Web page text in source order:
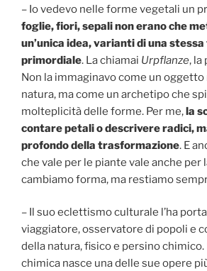
– Io vedevo nelle forme vegetali un
foglie, fiori, sepali non erano che
un’unica idea, varianti di una
primordiale. La chiamai Urpflanze, la
Non la immaginavo come un
natura, ma come un archetipo che
molteplicità delle forme. Per me,la
contare petali o descrivere radici,
profondo della trasformazione. E
che vale per le piante vale anche per
cambiamo forma, ma restiamo
– Il suo eclettismo culturale l’ha
viaggiatore, osservatore di popoli e
della natura, fisico e persino
chimica nasce una delle sue opere